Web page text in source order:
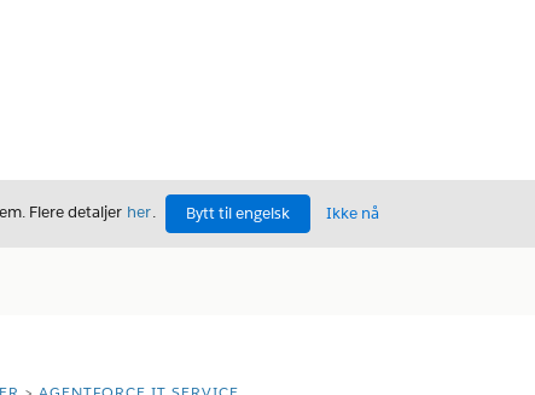
Flere detaljer her. Bytt til engelsk Ikke nå